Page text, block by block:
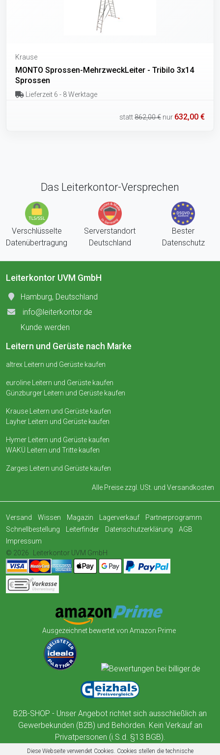
Krause
MONTO Sprossen-MehrzweckLeiter - Tribilo 3x14
Sprossen
Lieferzeit 6 - 8 Werktage
statt862,00 € nur 632,00 €
Das Leiterkontor-Versprechen
Verschlüsselte
Datenübertragung
Serverstandort
Deutschland
Bester
Datenschutz
Leiterkontor UVM GmbH
Hamburg, Deutschland
info@leiterkontor.de
Kunde werden
Leitern und Gerüste nach Marke
altrex Leitern und Gerüste kaufen
euroline Leitern und Gerüste kaufen
Günzburger Leitern und Gerüste kaufen
Krause Leitern und Gerüste kaufen
Layher Leitern und Gerüste kaufen
Hymer Leitern und Gerüste kaufen
WAKÜ Leitern und Tritte kaufen
Zarges Leitern und Gerüste kaufen
Alle Preise zzgl. USt. und Versandkosten
Versand Wissen Magazin Lagerverkauf
Partnerprogramm
Schnellbestellung
Leiterfinder Datenschutzerklärung
AGB
Impressum
© 2026
Leiterkontor UVM GmbH
Ausgezeichnet bewertet von Amazon Prime
B2B-SHOP - Unser Angebot richtet sich ausschließlich an
Gewerbekunden (B2B) und Behörden. Kein Verkauf an
Privatpersonen (i.S.d. §13 BGB).
Diese Webseite verwendet Cookies. Cookies stellen die technische